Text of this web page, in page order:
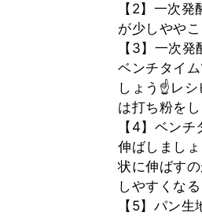
【2】一次
が少しやや
【3】一次
ベンチタイ
しょう☝レシ
は打ち粉を
【4】ベン
伸ばしまし
状に伸ばす
しやすくな
【5】パン